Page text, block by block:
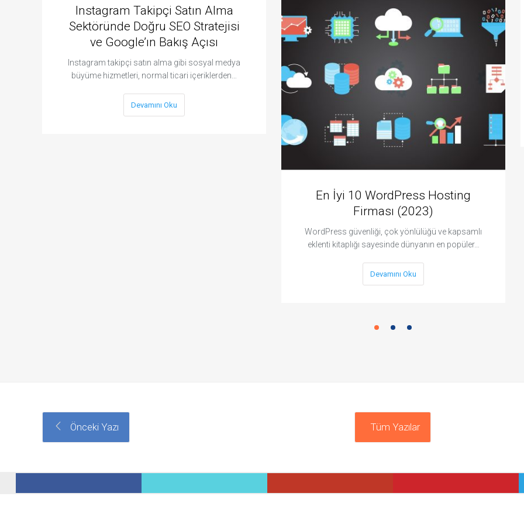
Instagram Takipçi Satın Alma
Sektöründe Doğru SEO Stratejisi
ve Google’ın Bakış Açısı
Instagram takipçi satın alma gibi sosyal medya
büyüme hizmetleri, normal ticari içeriklerden…
Devamını Oku
En İyi 10 WordPress Hosting
Firması (2023)
WordPress güvenliği, çok yönlülüğü ve kapsamlı
eklenti kitaplığı sayesinde dünyanın en popüler…
Devamını Oku
Önceki Yazı Tüm Yazılar